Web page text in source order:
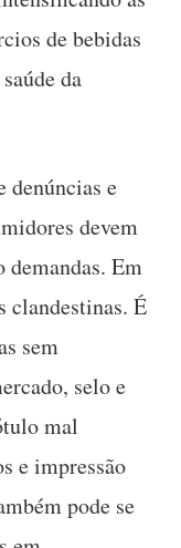
de bebidas
da
denúncias e
devem
demandas. Em
clandestinas. É
sem
selo e
mal
e impressão
pode se